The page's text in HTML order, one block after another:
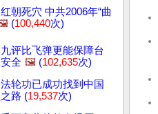
朝死穴 中共2006年“曲
(100,440次)
评比飞弹更能保障台
全 🖼️ (102,635次)
轮功已成功找到中国
路 (19,537次)